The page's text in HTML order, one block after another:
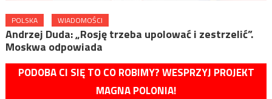
POLSKA WIADOMOŚCI
Andrzej Duda: „Rosję trzeba upolować i zestrzelić”.
Moskwa odpowiada
PODOBA CI SIĘ TO CO ROBIMY? WESPRZYJ PROJEKT
MAGNA POLONIA!